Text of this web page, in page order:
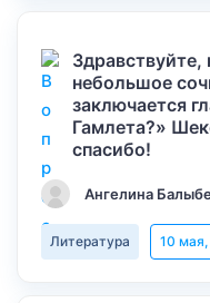
Здравствуйте,
небольшое
заключается
Гамлета?»
спасибо!
Ангелина
Литература 10